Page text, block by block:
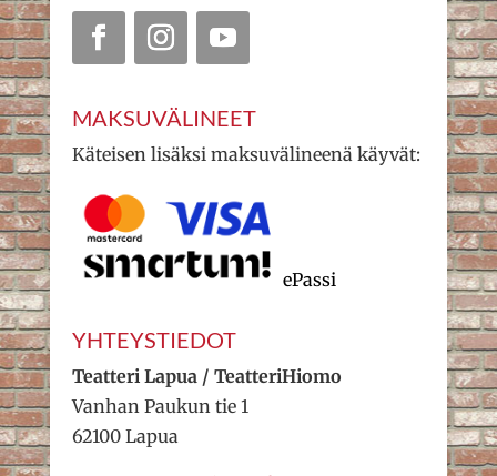
MAKSUVÄLINEET
Käteisen lisäksi maksuvälineenä käyvät:
ePassi
YHTEYSTIEDOT
Teatteri Lapua / TeatteriHiomo
Vanhan Paukun tie 1
62100 Lapua